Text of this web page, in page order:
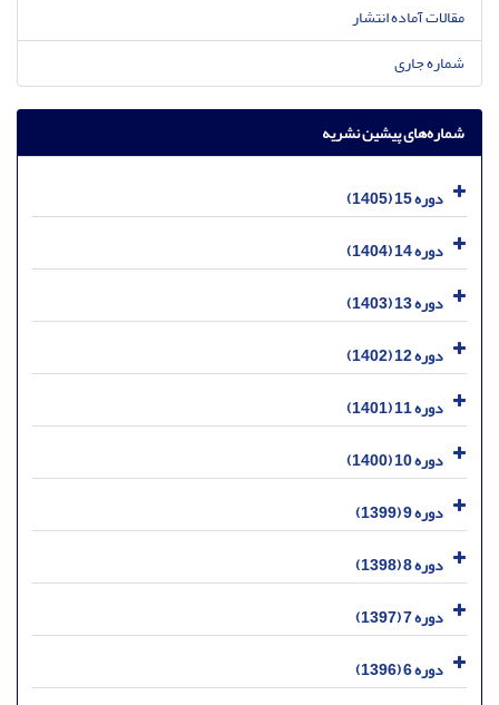
مقالات آماده انتشار
شماره جاری
شماره‌های پیشین نشریه
دوره 15 (1405)
دوره 14 (1404)
دوره 13 (1403)
دوره 12 (1402)
دوره 11 (1401)
دوره 10 (1400)
دوره 9 (1399)
دوره 8 (1398)
دوره 7 (1397)
دوره 6 (1396)